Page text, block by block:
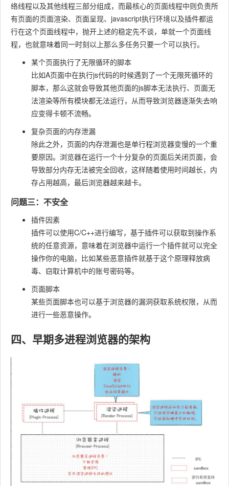
络线程以及其他线程三部分组成，而最核心的页面线程中则负责所
有页面的页面渲染、页面呈现、javascript执行环境以及插件都运
行在这个页面线程中，抛开上述的稳定先不谈，单就一个页面线
程，也就意味着同一时刻以上那么多任务只要一个可以执行。
某个页面执行了无限循环的脚本
比如A页面中在执行js代码的时候遇到了一个无限死循环的
脚本，那么这就会导致其他页面的js脚本无法执行、页面无
法渲染等所有模块都无法运行，从而导致浏览器逐渐失去响
应变得卡顿不流畅。
复杂页面的内存泄漏
除此之外，页面的内存泄漏也是单行程浏览器变慢的一个重
要原因。浏览器在运行一个十分复杂的页面后关闭页面，会
导致部分内存无法被完全回收，这样随着使用时间越长，内
存占用越高，最后浏览器越来越卡。
问题三：不安全
插件因素
插件可以使用C/C++进行编写，基于插件可以获取到操作系
统的任意资源，意味着在浏览器中运行一个插件就可以完全
操作你的电脑，比如某些恶意插件就基于这个原理释放病
毒、窃取计算机中的账号密码等。
页面脚本
某些页面脚本也可以基于浏览器的漏洞获取系统权限，从而
进行一些恶意操作。
四、早期多进程浏览器的架构